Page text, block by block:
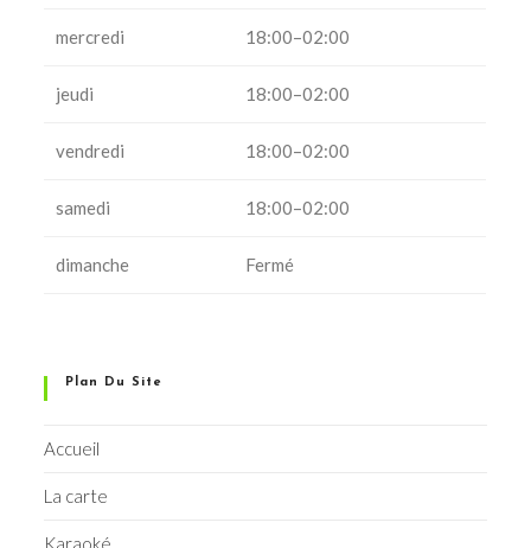
mercredi 18:00–02:00
jeudi 18:00–02:00
vendredi 18:00–02:00
samedi 18:00–02:00
dimanche Fermé
Plan Du Site
Accueil
La carte
Karaoké